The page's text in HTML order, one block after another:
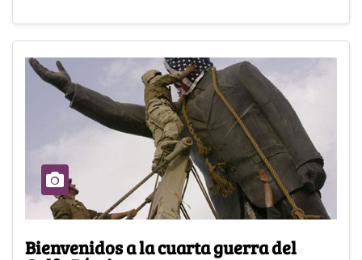
Bienvenidos a la cuarta guerra del